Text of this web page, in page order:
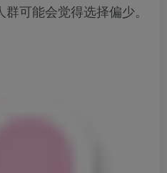
可能会觉得选择偏少。